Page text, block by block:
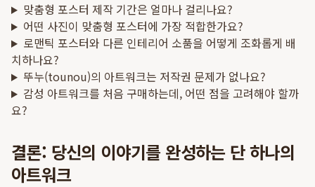
맞춤형 포스터 제작 기간은 얼마나 걸리나요?
어떤 사진이 맞춤형 포스터에 가장 적합한가요?
로맨틱 포스터와 다른 인테리어 소품을 어떻게 조화롭게 배
치하나요?
뚜누(tounou)의 아트워크는 저작권 문제가 없나요?
감성 아트워크를 처음 구매하는데, 어떤 점을 고려해야 할까
요?
결론: 당신의 이야기를 완성하는 단 하나의
아트워크